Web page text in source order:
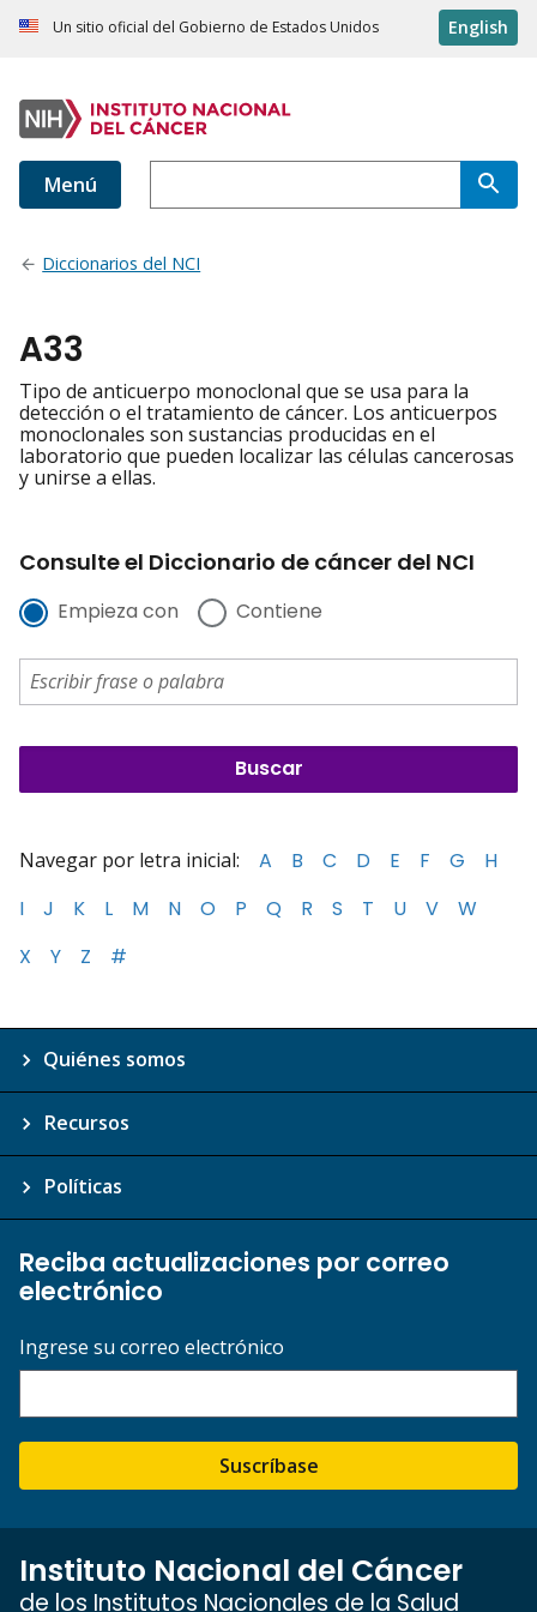
Un sitio oficial del Gobierno de Estados Unidos English
Menú
Diccionarios del NCI
A33
Tipo de anticuerpo monoclonal que se usa para la
detección o el tratamiento de cáncer. Los anticuerpos
monoclonales son sustancias producidas en el
laboratorio que pueden localizar las células cancerosas
y unirse a ellas.
Consulte el Diccionario de cáncer del NCI
Empieza con Contiene
Navegar por letra inicial: A B C D E F G
H
I
J K L M N O P Q R S T U V
W
X
Y Z #
Quiénes somos
Recursos
Políticas
Reciba actualizaciones por correo
electrónico
Ingrese su correo electrónico
Suscríbase
Instituto Nacional del Cáncer
de los Institutos Nacionales de la Salud